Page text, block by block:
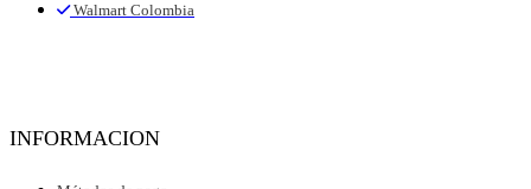
Walmart Colombia
INFORMACION